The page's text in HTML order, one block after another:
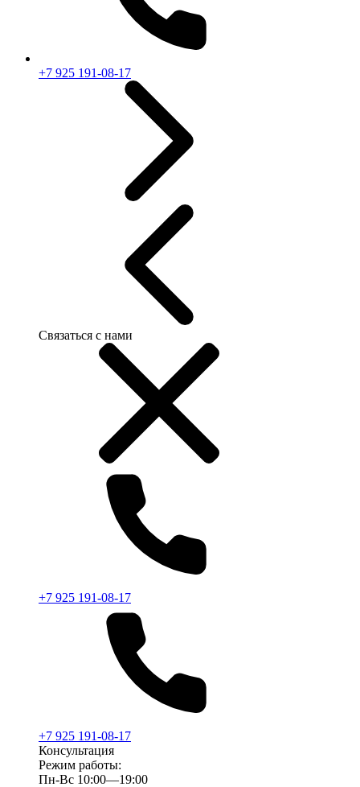
+7 925 191-08-17
Связаться с нами
+7 925 191-08-17
+7 925 191-08-17
Консультация
Режим работы:
Пн-Вс 10:00—19:00